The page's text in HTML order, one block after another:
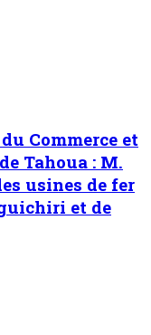
Commerce et
Tahoua : M.
usines de fer
et de